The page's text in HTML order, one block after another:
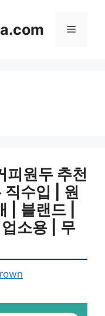
메
피원두 추천
직수입 | 원
| 블랜드 |
소용 | 무